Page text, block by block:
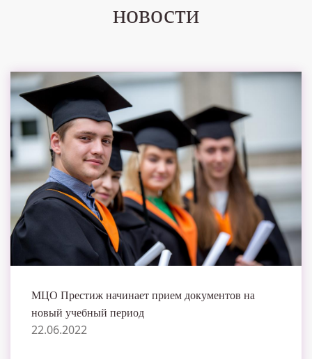
новости
МЦО Престиж начинает прием документов на
новый учебный период
22.06.2022